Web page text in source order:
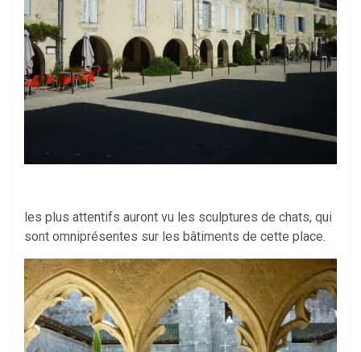
les plus attentifs auront vu les sculptures de chats, qui
sont omniprésentes sur les bâtiments de cette place.